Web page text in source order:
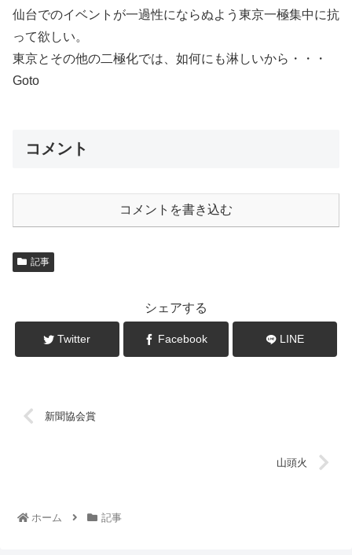
仙台でのイベントが一過性にならぬよう東京一極集中に抗
って欲しい。
東京とその他の二極化では、如何にも淋しいから・・・
Goto
コメント
コメントを書き込む
記事
シェアする
Twitter Facebook LINE
新聞協会賞
山頭火
ホーム 記事